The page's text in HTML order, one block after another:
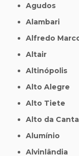
Agudos
Alambari
Alfredo
Altair
Altinópolis
Alto Alegre
Alto Tiete
Alto da
Alumínio
Alvinlândia